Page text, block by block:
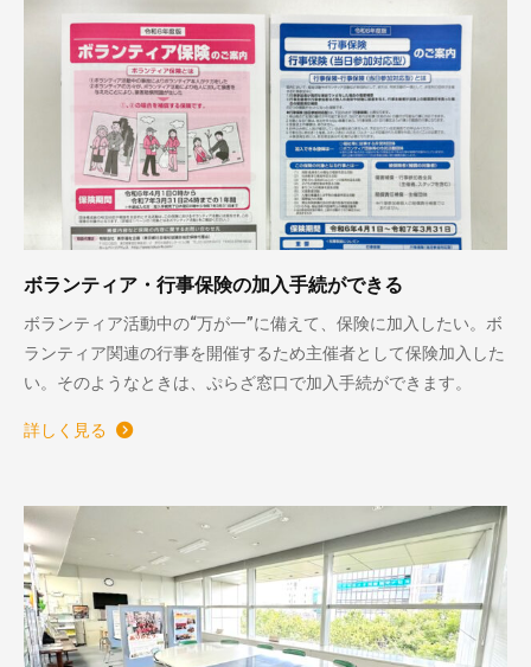
ボランティア・行事保険の加入手続ができる
ボランティア活動中の“万が一”に備えて、保険に加入したい。ボ
ランティア関連の行事を開催するため主催者として保険加入した
い。そのようなときは、ぷらざ窓口で加入手続ができます。
詳しく見る